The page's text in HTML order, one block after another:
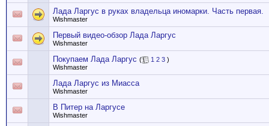
Лада Ларгус в руках владельца иномарки. Часть первая.
Wishmaster
Первый видео-обзор Лада Ларгус
Wishmaster
Покупаем Лада Ларгус ( 1 2 3 )
Wishmaster
Лада Ларгус из Миасса
Wishmaster
В Питер на Ларгусе
Wishmaster